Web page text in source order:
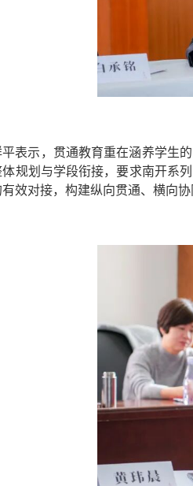
表示，贯通教育重在涵养学生
规划与学段衔接，要求南开系
效对接，构建纵向贯通、横向